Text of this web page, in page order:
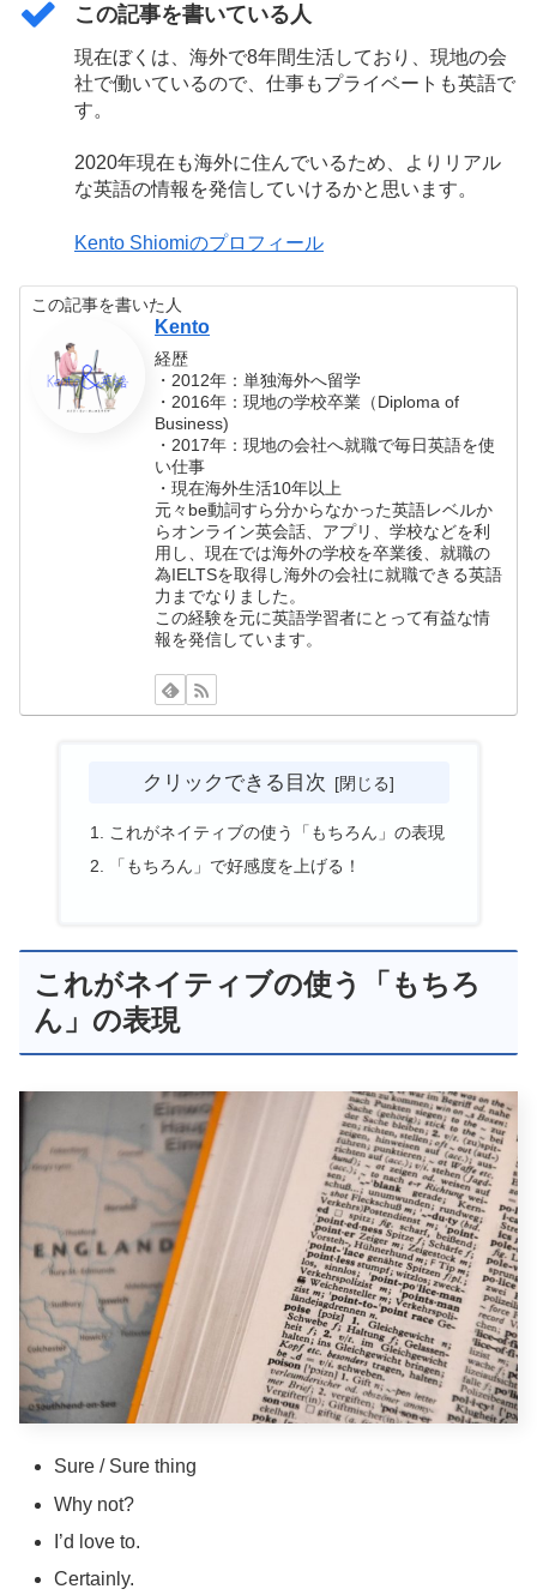
この記事を書いている人
現在ぼくは、海外で8年間生活しており、現地の会
社で働いているので、仕事もプライベートも英語で
す。
2020年現在も海外に住んでいるため、よりリアル
な英語の情報を発信していけるかと思います。
Kento Shiomiのプロフィール
この記事を書いた人
Kento
経歴
・2012年：単独海外へ留学
・2016年：現地の学校卒業（Diploma of
Business)
・2017年：現地の会社へ就職で毎日英語を使
い仕事
・現在海外生活10年以上
元々be動詞すら分からなかった英語レベルか
らオンライン英会話、アプリ、学校などを利
用し、現在では海外の学校を卒業後、就職の
為IELTSを取得し海外の会社に就職できる英語
力までなりました。
この経験を元に英語学習者にとって有益な情
報を発信しています。
クリックできる目次
これがネイティブの使う「もちろん」の表現
「もちろん」で好感度を上げる！
これがネイティブの使う「もちろ
ん」の表現
Sure / Sure thing
Why not?
I’d love to.
Certainly.